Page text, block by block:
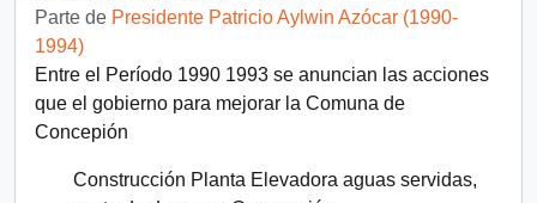
Parte de Presidente Patricio Aylwin Azócar (1990-
1994)
Entre el Período 1990 1993 se anuncian las acciones
que el gobierno para mejorar la Comuna de
Concepión
Construcción Planta Elevadora aguas servidas,